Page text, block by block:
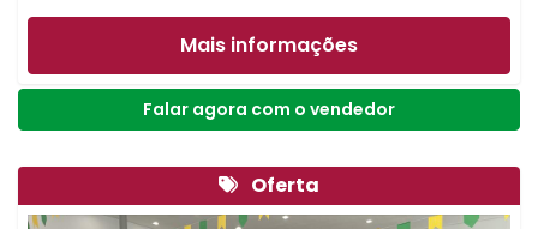
Mais informações
Falar agora com o vendedor
Oferta